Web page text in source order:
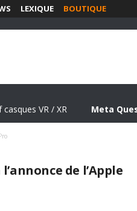
LEXIQUE BOUTIQUE
VR / XR Meta
de l’Apple